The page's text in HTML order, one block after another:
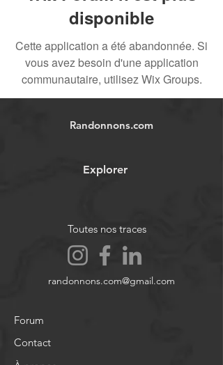
disponible
Cette application a été abandonnée. Si
vous avez besoin d'une application
communautaire, utilisez Wix Groups.
Randonnons.com
Explorer
Toutes nos traces
randonnons.com@gmail.com
Forum
Contact